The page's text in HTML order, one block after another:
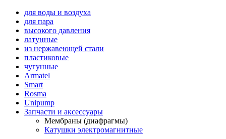
для воды и воздуха
для пара
высокого давления
латунные
из нержавеющей стали
пластиковые
чугунные
Armatel
Smart
Rosma
Unipump
Запчасти и аксессуары
Мембраны (диафрагмы)
Катушки электромагнитные